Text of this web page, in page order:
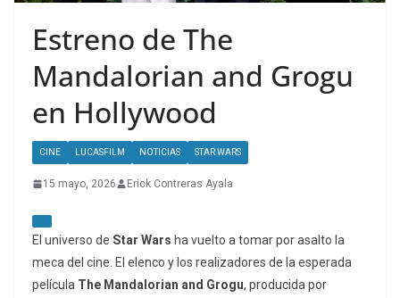
Estreno de The
Mandalorian and Grogu
en Hollywood
CINE LUCASFILM NOTICIAS STAR WARS
15 mayo, 2026 Erick Contreras Ayala
El universo de Star Wars ha vuelto a tomar por asalto la
meca del cine. El elenco y los realizadores de la esperada
película The Mandalorian and Grogu, producida por